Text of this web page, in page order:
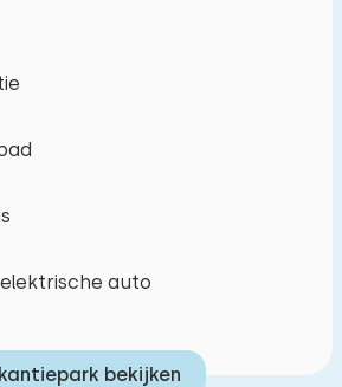
voor vier personen. In de
een gezellige zithoek met
De open keuken
vaatwasser en
Er zijn twee slaapkamers
slaapplekken. In de
het toilet en de douche. Buiten
terras inclusief tuinmeubilair.
voor één auto
auto
bekijken